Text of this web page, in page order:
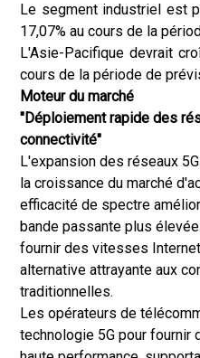
Le segment industriel est
17,07% au cours de la
L'Asie-Pacifique devrait
cours de la période de
Moteur du marché
"Déploiement rapide des
connectivité"
L'expansion des réseaux
la croissance du marché
efficacité de spectre
bande passante plus
fournir des vitesses
alternative attrayante aux
traditionnelles.
Les opérateurs de
technologie 5G pour fournir